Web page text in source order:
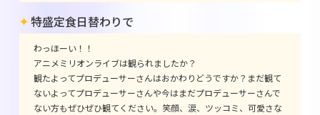
特盛定食日替わりで
わっほーい！！
アニメミリオンライブは観られましたか？
観たよってプロデューサーさんはおかわりどうですか？まだ観て
ないよってプロデューサーさんや今はまだプロデューサーさんで
ない方もぜひぜひ観てください。笑顔、涙、ツッコミ、可愛さな